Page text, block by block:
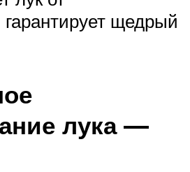
гарантирует щедрый
лука —